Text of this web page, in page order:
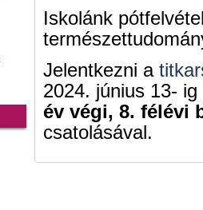
Iskolánk
Jelentkezni a
2024. június 13-
év végi, 8. félévi
csatolásával.